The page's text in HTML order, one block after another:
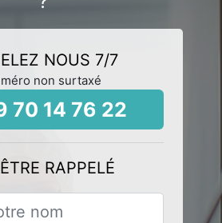
NOUS 7/7
non surtaxé
70 14 76 22
RAPPELÉ